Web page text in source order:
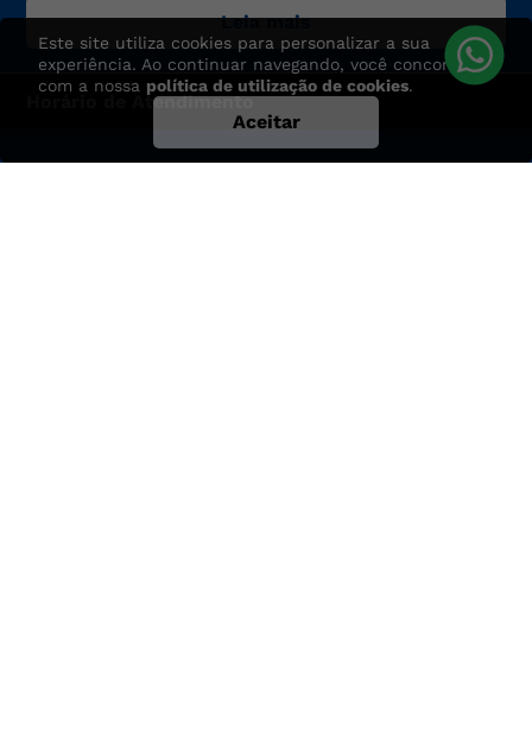
Este site utiliza cookies para personalizar a sua
experiência. Ao continuar navegando, você concorda
com a nossa política de utilização de cookies.
Aceitar
Leia mais
Horário de Atendimento